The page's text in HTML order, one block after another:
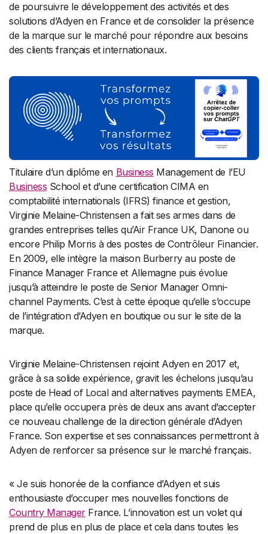
de poursuivre le développement des activités et des
solutions d’Adyen en France et de consolider la présence
de la marque sur le marché pour répondre aux besoins
des clients français et internationaux.
Titulaire d’un diplôme en Business Management de l’EU
Business School et d’une certification CIMA en
comptabilité internationals (IFRS) finance et gestion,
Virginie Melaine-Christensen a fait ses armes dans de
grandes entreprises telles qu’Air France UK, Danone ou
encore Philip Morris à des postes de Contrôleur Financier.
En 2009, elle intègre la maison Burberry au poste de
Finance Manager France et Allemagne puis évolue
jusqu’à atteindre le poste de Senior Manager Omni-
channel Payments. C’est à cette époque qu’elle s’occupe
de l’intégration d’Adyen en boutique ou sur le site de la
marque.
Virginie Melaine-Christensen rejoint Adyen en 2017 et,
grâce à sa solide expérience, gravit les échelons jusqu’au
poste de Head of Local and alternatives payments EMEA,
place qu’elle occupera près de deux ans avant d’accepter
ce nouveau challenge de la direction générale d’Adyen
France. Son expertise et ses connaissances permettront à
Adyen de renforcer sa présence sur le marché français.
« Je suis honorée de la confiance d’Adyen et suis
enthousiaste d’occuper mes nouvelles fonctions de
Country ManagerFrance. L’innovation est un volet qui
prend de plus en plus de place et cela dans toutes les